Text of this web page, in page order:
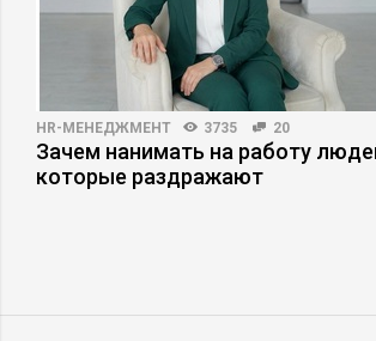
HR-МЕНЕДЖМЕНТ 3735 20
Зачем нанимать на работу
которые раздражают